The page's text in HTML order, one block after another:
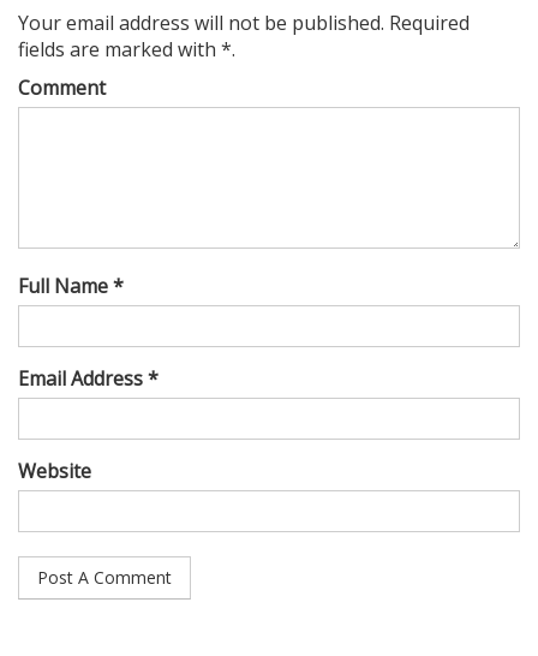
Your email address will not be published. Required
fields are marked with *.
Comment
Full Name *
Email Address *
Website